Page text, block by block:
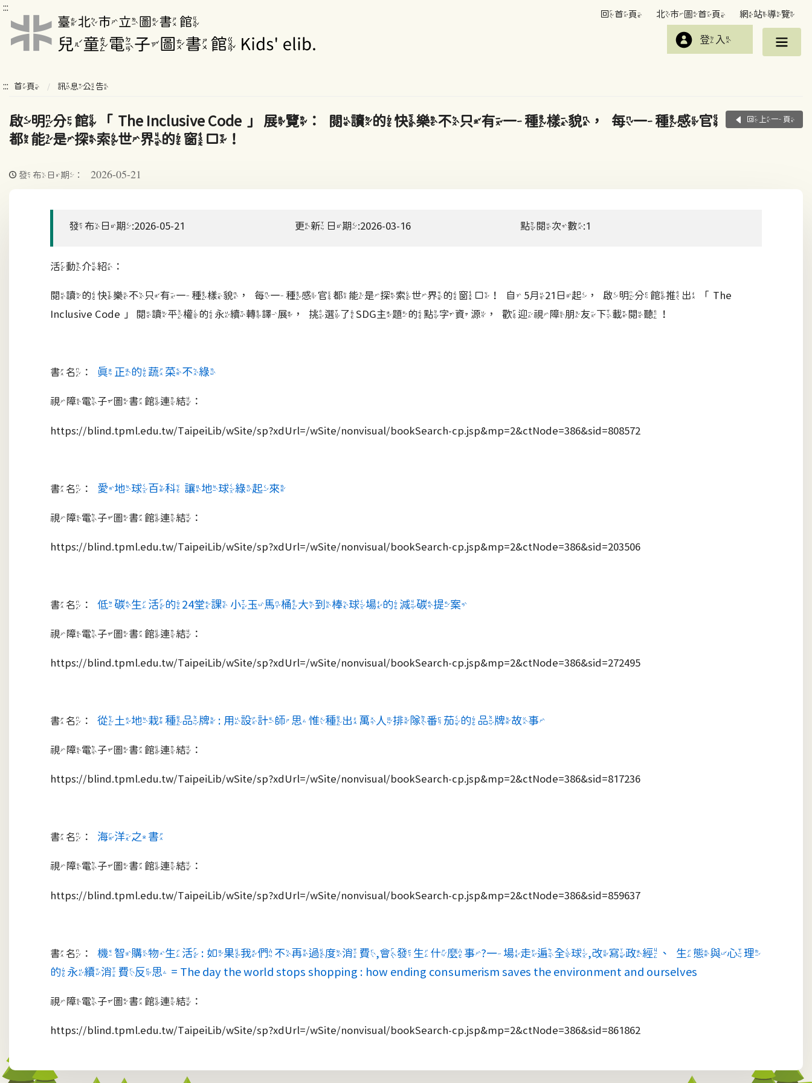
:::
回首頁 北市圖首頁 網站導覽
登入
::: 首頁 訊息公告
啟明分館「The Inclusive Code」展覽：閱讀的快樂不只有一種樣貌，每一種感官
都能是探索世界的窗口！
回上一頁
發布日期： 2026-05-21
發布日期:2026-05-21 更新日期:2026-03-16 點閱次數:1
活動介紹：
閱讀的快樂不只有一種樣貌，每一種感官都能是探索世界的窗口！自 5月21日起，啟明分館推出「The
Inclusive Code」閱讀平權的永續轉譯展，挑選了SDG主題的點字資源，歡迎視障朋友下載閱聽！
書名： 真正的蔬菜不綠
視障電子圖書館連結：
https://blind.tpml.edu.tw/TaipeiLib/wSite/sp?xdUrl=/wSite/nonvisual/bookSearch-cp.jsp&mp=2&ctNode=386&sid=808572
書名： 愛地球百科 讓地球綠起來
視障電子圖書館連結：
https://blind.tpml.edu.tw/TaipeiLib/wSite/sp?xdUrl=/wSite/nonvisual/bookSearch-cp.jsp&mp=2&ctNode=386&sid=203506
書名：低碳生活的24堂課 小玉馬桶大到棒球場的減碳提案
視障電子圖書館連結：
https://blind.tpml.edu.tw/TaipeiLib/wSite/sp?xdUrl=/wSite/nonvisual/bookSearch-cp.jsp&mp=2&ctNode=386&sid=272495
書名：從土地栽種品牌 : 用設計師思惟種出萬人排隊番茄的品牌故事
視障電子圖書館連結：
https://blind.tpml.edu.tw/TaipeiLib/wSite/sp?xdUrl=/wSite/nonvisual/bookSearch-cp.jsp&mp=2&ctNode=386&sid=817236
書名： 海洋之書
視障電子圖書館連結：
https://blind.tpml.edu.tw/TaipeiLib/wSite/sp?xdUrl=/wSite/nonvisual/bookSearch-cp.jsp&mp=2&ctNode=386&sid=859637
書名：機智購物生活 : 如果我們不再過度消費,會發生什麼事?一場走遍全球,改寫政經、生態與心理
的永續消費反思 = The day the world stops shopping : how ending consumerism saves the environment and ourselves
視障電子圖書館連結：
https://blind.tpml.edu.tw/TaipeiLib/wSite/sp?xdUrl=/wSite/nonvisual/bookSearch-cp.jsp&mp=2&ctNode=386&sid=861862